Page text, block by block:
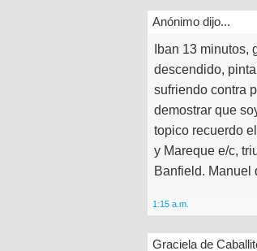
Anónimo dijo...
Iban 13
descendido,
sufriendo contra
demostrar que
topico recuerdo
y Mareque e/c,
Banfield. Manuel
1:15 a.m.
Graciela de